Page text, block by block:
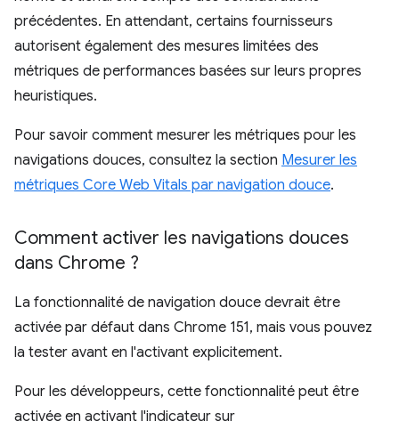
précédentes. En attendant, certains fournisseurs
autorisent également des mesures limitées des
métriques de performances basées sur leurs propres
heuristiques.
Pour savoir comment mesurer les métriques pour les
navigations douces, consultez la section Mesurer les
métriques Core Web Vitals par navigation douce.
Comment activer les navigations douces
dans Chrome ?
La fonctionnalité de navigation douce devrait être
activée par défaut dans Chrome 151, mais vous pouvez
la tester avant en l'activant explicitement.
Pour les développeurs, cette fonctionnalité peut être
activée en activant l'indicateur sur